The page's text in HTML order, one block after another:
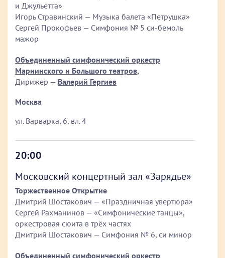
и Джульетта»
Игорь Стравинский — Музыка балета «Петрушка»
Сергей Прокофьев — Симфония № 5 си-бемоль
мажор
Объединенный симфонический оркестр
Мариинского и Большого театров,
Дирижер — Валерий Гергиев
Москва
ул. Варварка, 6, вл. 4
20:00
Московский концертный зал «Зарядье»
Торжественное Открытие
Дмитрий Шостакович — «Праздничная увертюра»
Сергей Рахманинов — «Симфонические танцы»,
оркестровая сюита в трёх частях
Дмитрий Шостакович — Симфония № 6, си минор
Объединенный симфонический оркестр